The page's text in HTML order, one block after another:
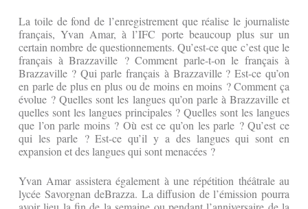
La toile de fond de l’enregistrement que réalise le journaliste
français, Yvan Amar, à l’IFC porte beaucoup plus sur un
certain nombre de questionnements. Qu’est-ce que c’est que le
français à Brazzaville ? Comment parle-t-on le français à
Brazzaville ? Qui parle français à Brazzaville ? Est-ce qu’on
en parle de plus en plus ou de moins en moins ? Comment ça
évolue ? Quelles sont les langues qu’on parle à Brazzaville et
quelles sont les langues principales ? Quelles sont les langues
que l’on parle moins ? Où est ce qu’on les parle ? Qu’est ce
qui les parle ? Est-ce qu’il y a des langues qui sont en
expansion et des langues qui sont menacées ?
Yvan Amar assistera également à une répétition théâtrale au
lycée Savorgnan deBrazza. La diffusion de l’émission pourra